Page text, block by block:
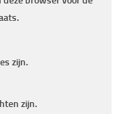
zijn.
zijn.